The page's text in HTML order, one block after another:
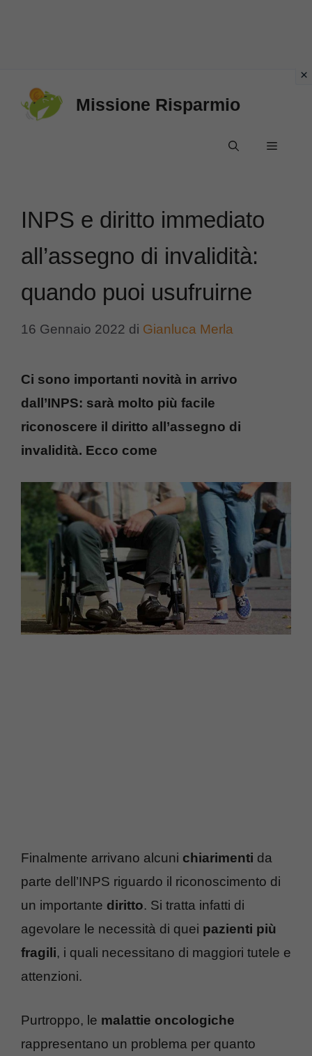
Missione Risparmio
Menu
INPS e diritto immediato
all’assegno di invalidità:
quando puoi usufruirne
16 Gennaio 2022 di Gianluca Merla
Ci sono importanti novità in arrivo
dall’INPS: sarà molto più facile
riconoscere il diritto all’assegno di
invalidità. Ecco come
Finalmente arrivano alcuni chiarimenti da
parte dell’INPS riguardo il riconoscimento di
un importante diritto. Si tratta infatti di
agevolare le necessità di quei pazienti più
fragili, i quali necessitano di maggiori tutele e
attenzioni.
Purtroppo, le malattie oncologiche
rappresentano un problema per quanto